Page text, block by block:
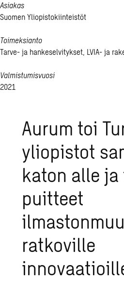
Asiakas
Suomen Yliopistokiinteistöt
Toimeksianto
Tarve- ja hankeselvitykset, LVIA- ja
Valmistumisvuosi
2021
Aurum toi
yliopistot
katon alle
puitteet
ratkoville